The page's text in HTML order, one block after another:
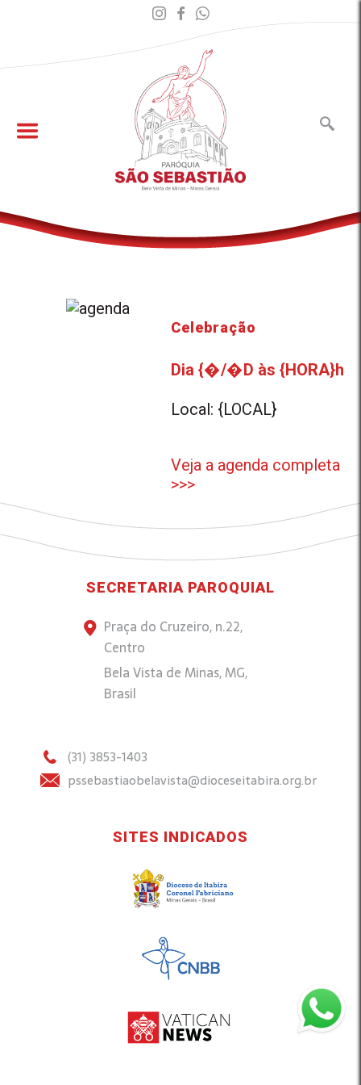
Celebração
Dia {�/�D às {HORA}h
Local: {LOCAL}
Veja a agenda completa
>>>
SECRETARIA PAROQUIAL
Praça do Cruzeiro, n.22,
Centro
Bela Vista de Minas, MG,
Brasil
(31) 3853-1403
pssebastiaobelavista@dioceseitabira.org.br
SITES INDICADOS